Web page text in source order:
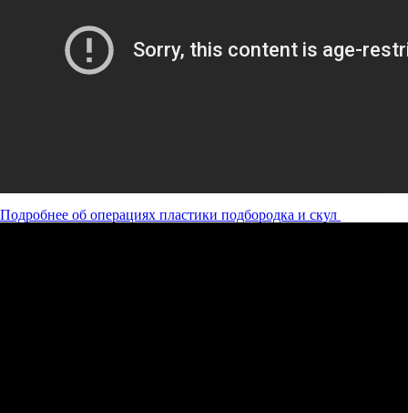
Подробнее об операциях пластики подбородка и скул